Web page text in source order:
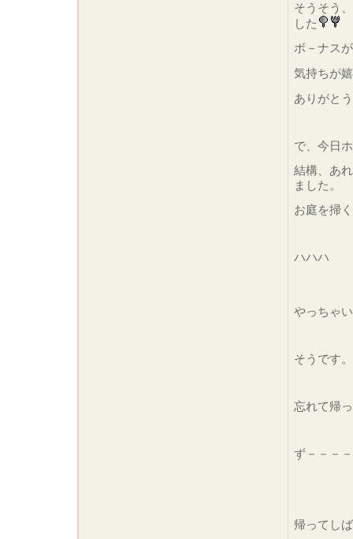
そうそう
した
ボ－ナス
気持ちが
ありがと
で、今日
結構、あ
ました。
お庭を掃
ハハハ
やっちゃ
そうです。
忘れて帰
ず－－－
帰ってし